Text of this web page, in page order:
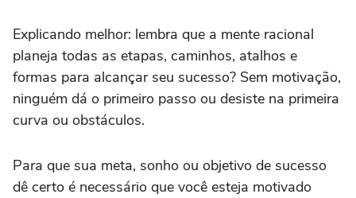
Explicando melhor: lembra que a mente racional
planeja todas as etapas, caminhos, atalhos e
formas para alcançar seu sucesso? Sem motivação,
ninguém dá o primeiro passo ou desiste na primeira
curva ou obstáculos.
Para que sua meta, sonho ou objetivo de sucesso
dê certo é necessário que você esteja motivado